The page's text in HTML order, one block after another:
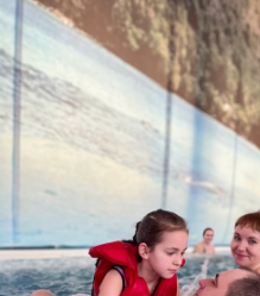
Аквапарк Лимпопо